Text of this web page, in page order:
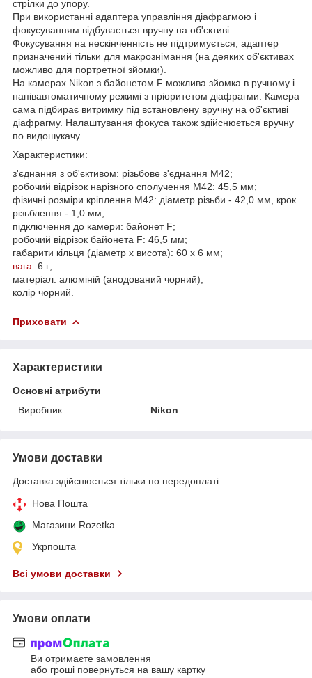
стрілки до упору.
При використанні адаптера управління діафрагмою і
фокусуванням відбувається вручну на об'єктиві.
Фокусування на нескінченність не підтримується, адаптер
призначений тільки для макрознімання (на деяких об'єктивах
можливо для портретної зйомки).
На камерах Nikon з байонетом F можлива зйомка в ручному і
напівавтоматичному режимі з пріоритетом діафрагми. Камера
сама підбирає витримку під встановлену вручну на об'єктиві
діафрагму. Налаштування фокуса також здійснюється вручну
по видошукачу.
Характеристики:
з'єднання з об'єктивом: різьбове з'єднання M42;
робочий відрізок нарізного сполучення M42: 45,5 мм;
фізичні розміри кріплення M42: діаметр різьби - 42,0 мм, крок
різьблення - 1,0 мм;
підключення до камери: байонет F;
робочий відрізок байонета F: 46,5 мм;
габарити кільця (діаметр х висота): 60 х 6 мм;
вага: 6 г;
матеріал: алюміній (анодований чорний);
колір чорний.
Приховати
Характеристики
Основні атрибути
Виробник
Nikon
Умови доставки
Доставка здійснюється тільки по передоплаті.
Нова Пошта
Магазини Rozetka
Укрпошта
Всі умови доставки
Умови оплати
Ви отримаєте замовлення
або гроші повернуться на вашу картку